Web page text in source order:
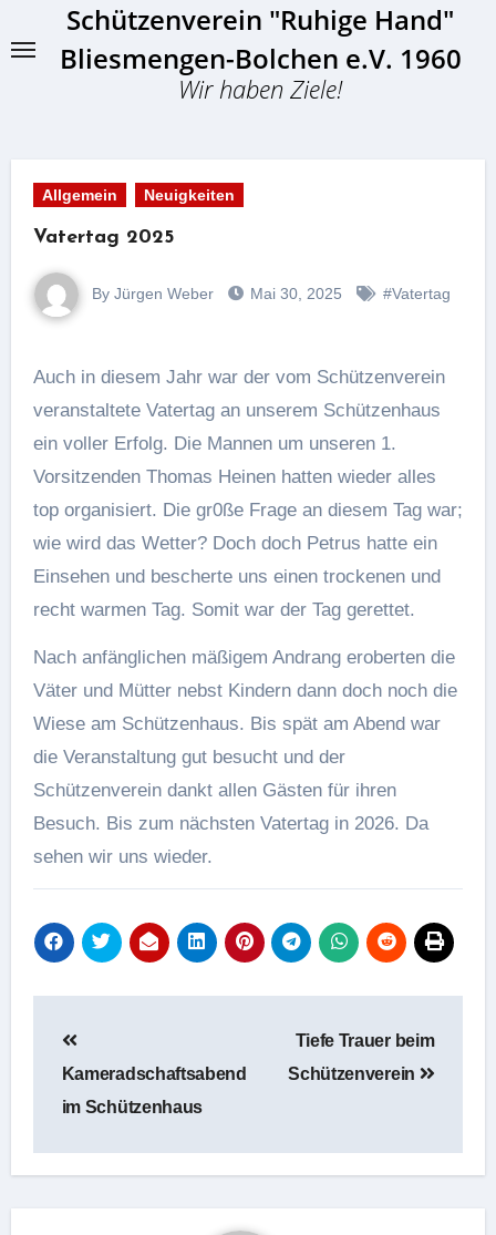
to
Schützenverein "Ruhige Hand"
Bliesmengen-Bolchen e.V. 1960
Wir haben Ziele!
Allgemein Neuigkeiten
Vatertag 2025
By Jürgen Weber Mai 30, 2025 #Vatertag
Auch in diesem Jahr war der vom Schützenverein
veranstaltete Vatertag an unserem Schützenhaus
ein voller Erfolg. Die Mannen um unseren 1.
Vorsitzenden Thomas Heinen hatten wieder alles
top organisiert. Die gr0ße Frage an diesem Tag war;
wie wird das Wetter? Doch doch Petrus hatte ein
Einsehen und bescherte uns einen trockenen und
recht warmen Tag. Somit war der Tag gerettet.
Nach anfänglichen mäßigem Andrang eroberten die
Väter und Mütter nebst Kindern dann doch noch die
Wiese am Schützenhaus. Bis spät am Abend war
die Veranstaltung gut besucht und der
Schützenverein dankt allen Gästen für ihren
Besuch. Bis zum nächsten Vatertag in 2026. Da
sehen wir uns wieder.
Kameradschaftsabend
im Schützenhaus
Tiefe Trauer beim
Schützenverein